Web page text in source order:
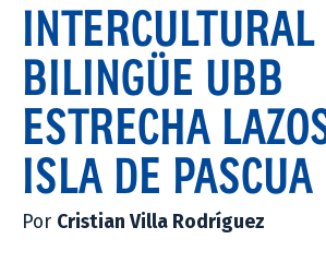
INTERCULTURAL
BILINGÜE UBB
ESTRECHA
ISLA DE PASCUA
Por Cristian Villa Rodríguez